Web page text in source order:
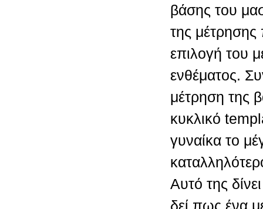
βάσης του
της μέτρησης
επιλογή του
ενθέματος.
μέτρηση της
κυκλικό
γυναίκα το
Αυτό της
δεί πως ένα